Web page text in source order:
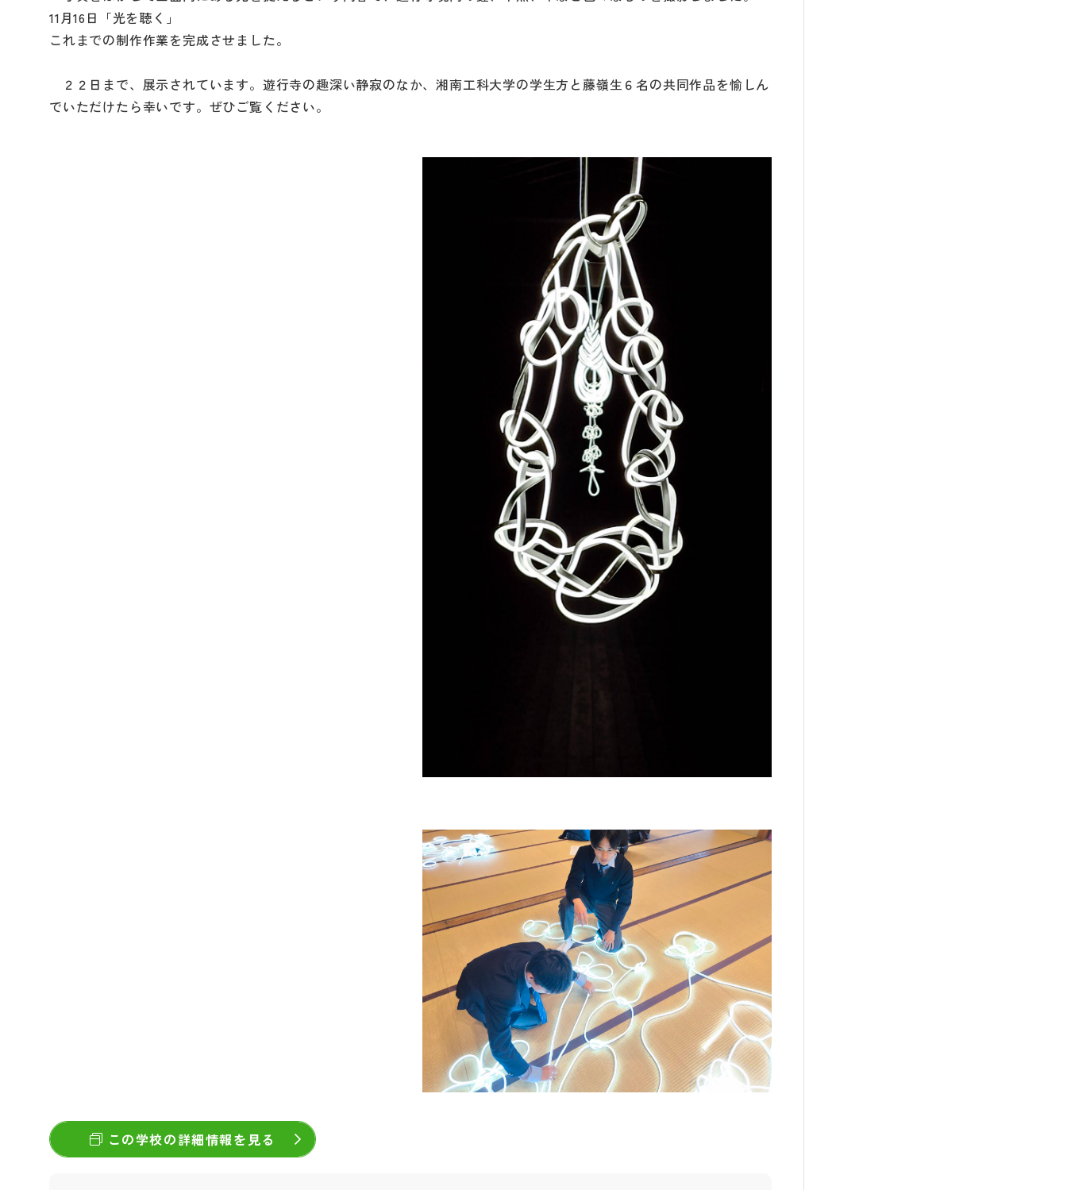
11月16日「光を聴く」
これまでの制作作業を完成させました。
２２日まで、展示されています。遊行寺の趣深い静寂のなか、湘南工科大学の学生方と藤嶺生６名の共同作品を愉しん
でいただけたら幸いです。ぜひご覧ください。
この学校の詳細情報を見る